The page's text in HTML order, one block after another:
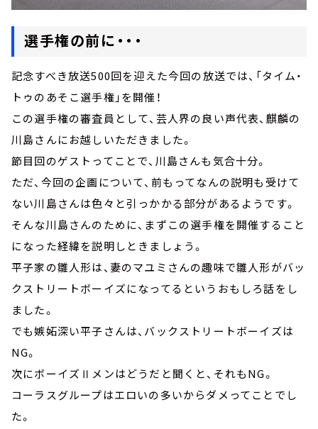
選手権の前に・・・
記念すべき放送500回を迎えた今回の放送では、「タイム・
トゥのあそこ選手権」を開催！
この選手権の審査員として、芸人界の良い声代表、麒麟の
川島さんにお越しいただきました。
節目回のゲストってことで、川島さんも気合十分。
ただ、今回の企画について、前もってなんの説明も受けて
ない川島さんは色々と引っかかる部分があるようです。
そんな川島さんのために、まずこの選手権を開催すること
になった経緯を説明しときましょう。
平子家の雛人形は、妻のマユミさんの趣味で雛人形がバッ
クストリートボーイズになってるというおもしろ話をし
ました。
でも嫉妬深い平子さんは、バックストリートボーイズは
NG。
次にボーイズⅡメンはどうだと聞くと、それもNG。
コーラスグループはエロいの多いからダメってことでし
た。